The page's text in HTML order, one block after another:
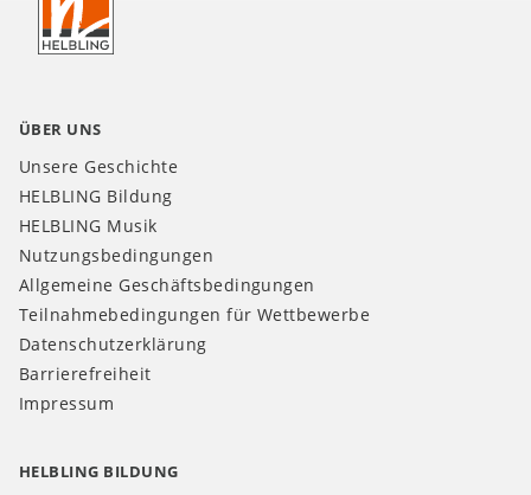
CH
ÜBER UNS
Unsere Geschichte
HELBLING Bildung
HELBLING Musik
Nutzungsbedingungen
Allgemeine Geschäftsbedingungen
Teilnahmebedingungen für Wettbewerbe
Datenschutzerklärung
Barrierefreiheit
Impressum
HELBLING BILDUNG